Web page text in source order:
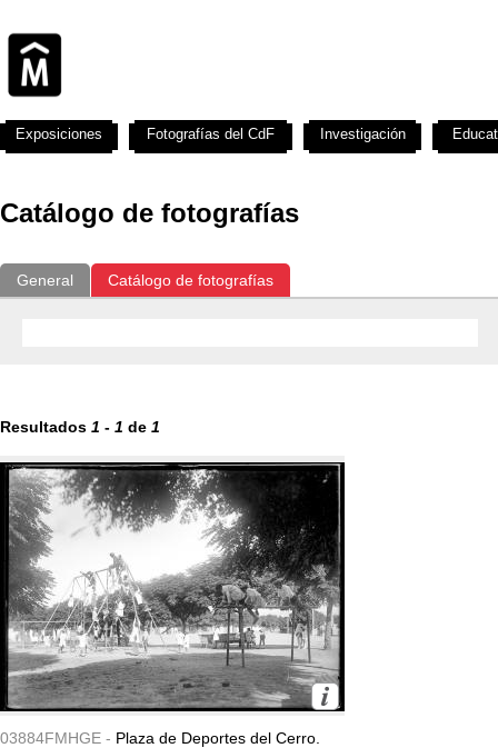
Catálogo de fotografías
General Catálogo de fotografías
Resultados 1 - 1 de 1
03884FMHGE - Plaza de Deportes del Cerro.
Exposiciones Fotografías del CdF Investigación